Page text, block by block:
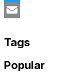
Twitter
Tags
Popular